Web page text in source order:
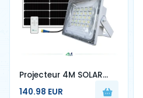
Projecteur 4M SOLAR
W600W
140.98 EUR